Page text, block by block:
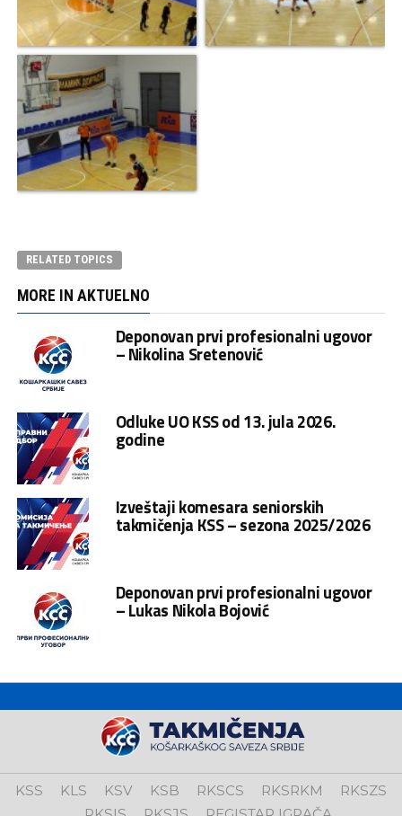
RELATED TOPICS
MORE IN AKTUELNO
Deponovan prvi profesionalni ugovor
– Nikolina Sretenović
Odluke UO KSS od 13. jula 2026.
godine
Izveštaji komesara seniorskih
takmičenja KSS – sezona 2025/2026
Deponovan prvi profesionalni ugovor
– Lukas Nikola Bojović
KSS KLS KSV KSB RKSCS RKSRKM
RKSZS